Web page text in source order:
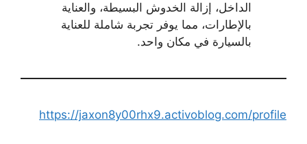
الداخل، إزالة الخدوش البسيطة، والعناية
بالإطارات، مما يوفر تجربة شاملة للعناية
بالسيارة في مكان واحد.
https://jaxon8y00rhx9.activoblog.com/profile